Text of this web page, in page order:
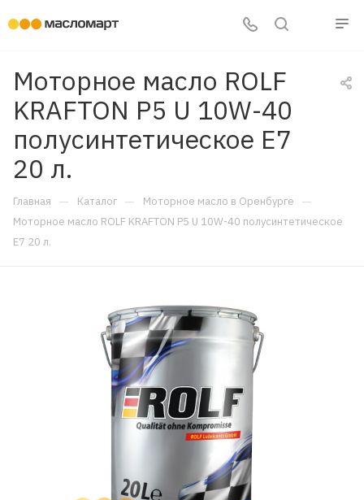
Моторное масло ROLF
KRAFTON P5 U 10W-40
полусинтетическое E7
20 л.
Главная — Каталог — Моторное масло в Оренбурге —
Моторное масло ROLF KRAFTON P5 U 10W-40 полусинтетическое
E7 20 л.